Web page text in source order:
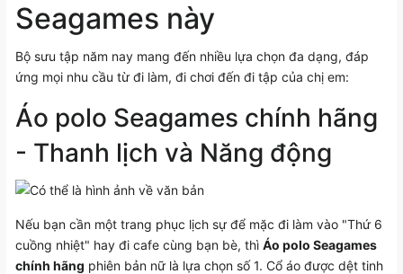
Seagames này
Bộ sưu tập năm nay mang đến nhiều lựa chọn đa dạng, đáp
ứng mọi nhu cầu từ đi làm, đi chơi đến đi tập của chị em:
Áo polo Seagames chính hãng
- Thanh lịch và Năng động
Nếu bạn cần một trang phục lịch sự để mặc đi làm vào "Thứ 6
cuồng nhiệt" hay đi cafe cùng bạn bè, thì Áo polo Seagames
chính hãng phiên bản nữ là lựa chọn số 1. Cổ áo được dệt tinh